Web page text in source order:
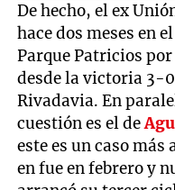
De hecho, el ex
hace dos meses en
Parque Patricios
desde la victoria 3-
Rivadavia. En
cuestión es el de
este es un caso
en fue en febrero y